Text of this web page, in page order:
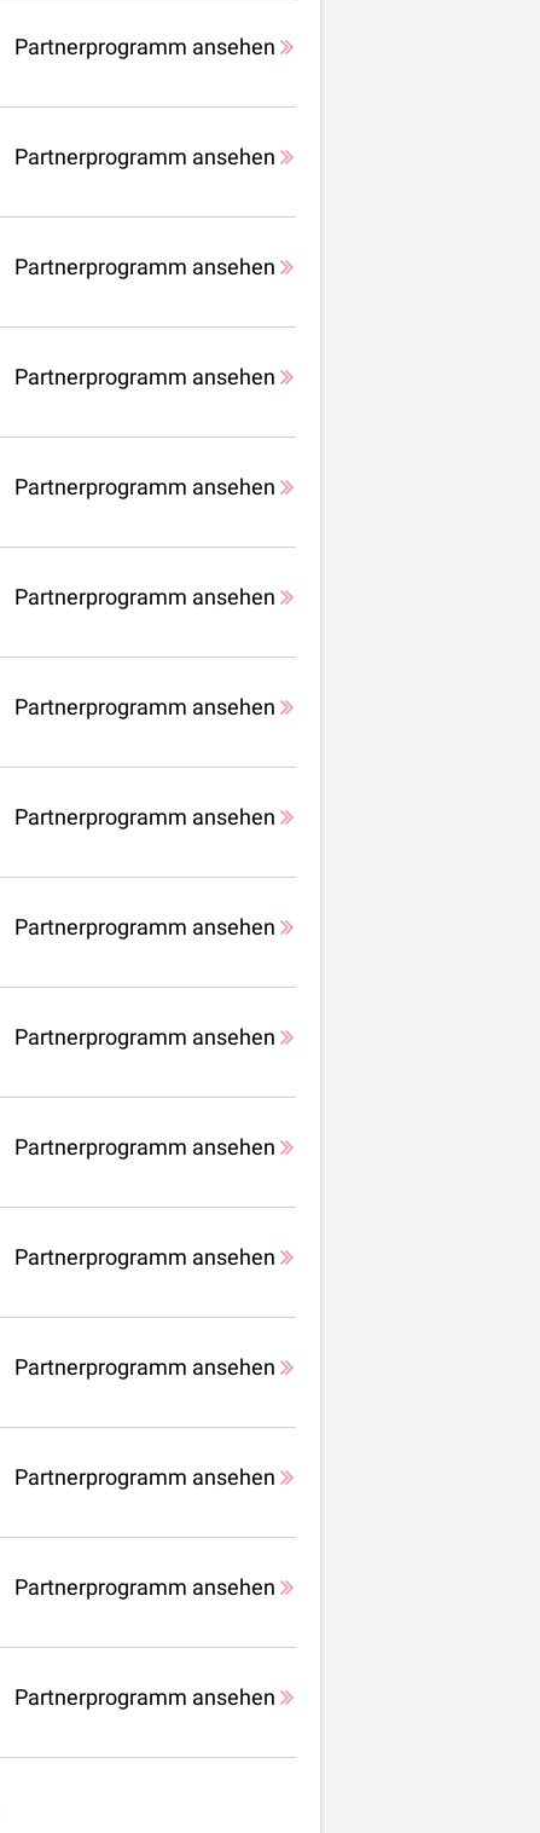
Partnerprogramm ansehen
Partnerprogramm ansehen
Partnerprogramm ansehen
Partnerprogramm ansehen
Partnerprogramm ansehen
Partnerprogramm ansehen
Partnerprogramm ansehen
Partnerprogramm ansehen
Partnerprogramm ansehen
Partnerprogramm ansehen
Partnerprogramm ansehen
Partnerprogramm ansehen
Partnerprogramm ansehen
Partnerprogramm ansehen
Partnerprogramm ansehen
Partnerprogramm ansehen